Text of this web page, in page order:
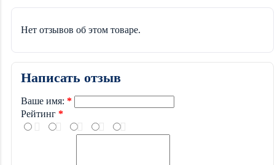
Нет отзывов об этом товаре.
Написать отзыв
Ваше имя:
Рейтинг